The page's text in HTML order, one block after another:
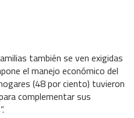
también se ven exigidas
el manejo económico del
(48 por ciento) tuvieron
complementar sus